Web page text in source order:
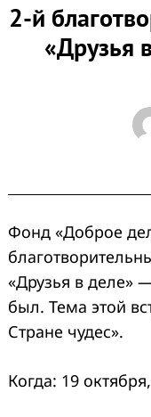
2-й
«Друзья
Фонд «Доброе
«Друзья в деле»
был. Тема этой
Стране чудес».
Когда: 19